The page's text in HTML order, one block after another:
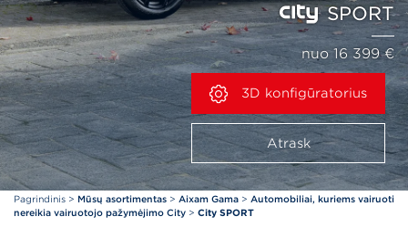
SPORT
nuo 16 399 €
3D konfigūratorius
Atrask
Pagrindinis > Mūsų asortimentas > Aixam Gama > Automobiliai, kuriems vairuoti
nereikia vairuotojo pažymėjimo City > City SPORT